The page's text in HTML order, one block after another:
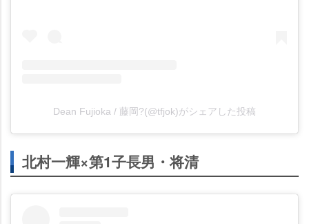
Dean Fujioka / 藤岡?(@tfjok)がシェアした投稿
北村一輝×第1子長男・将清